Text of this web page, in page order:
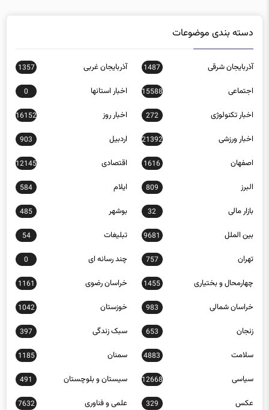
دسته بندی موضوعات
آذربایجان شرقی 1487 آذربایجان غربی 1357
اجتماعی 15588 اخبار استانها 0
اخبار تکنولوژی 272 اخبار روز 16152
اخبار ورزشی 21392 اردبیل 903
اصفهان 1616 اقتصادی 12145
البرز 809 ایلام 584
بازار مالی 32 بوشهر 485
بین الملل 9681 تبلیغات 54
تهران 757 چند رسانه ای 0
چهارمحال و بختیاری 1455 خراسان رضوی 1161
خراسان شمالی 983 خوزستان 1042
زنجان 653 سبک زندگی 397
سلامت 4883 سمنان 1185
سیاسی 12668 سیستان و بلوچستان 491
عکس 329 علمی و فناوری 7632